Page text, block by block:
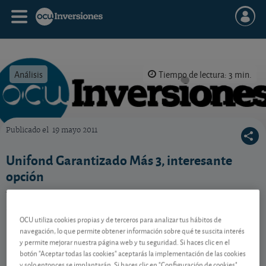
Análisis Tiempo de lectura: 3 min.
Publicado el 19 mayo 2011
Unifond Garantizado Más 3, interesante
opción
Una buena opción para invertir a cinco años sin
Contenido reservado a SOCIOS
OCU utiliza cookies propias y de terceros para analizar tus hábitos de
navegación, lo que permite obtener información sobre qué te suscita interés
y permite mejorar nuestra página web y tu seguridad. Si haces clic en el
botón "Aceptar todas las cookies" aceptarás la implementación de las cookies